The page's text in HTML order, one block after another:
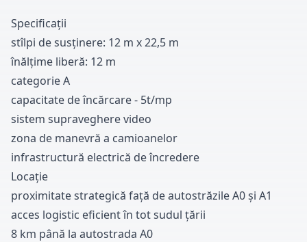
Specificații
stîlpi de susținere: 12 m x22,5 m
înălțime liberă: 12 m
categorie A
capacitate de încărcare- 5t/mp
sistem supraveghere video
zona de manevră a camioanelor
infrastructură electrică de încredere
Locație
proximitate strategică față de autostrăzile A0și A1
acces logistic eficient în tot sudul țării
8 km până la autostrada A0